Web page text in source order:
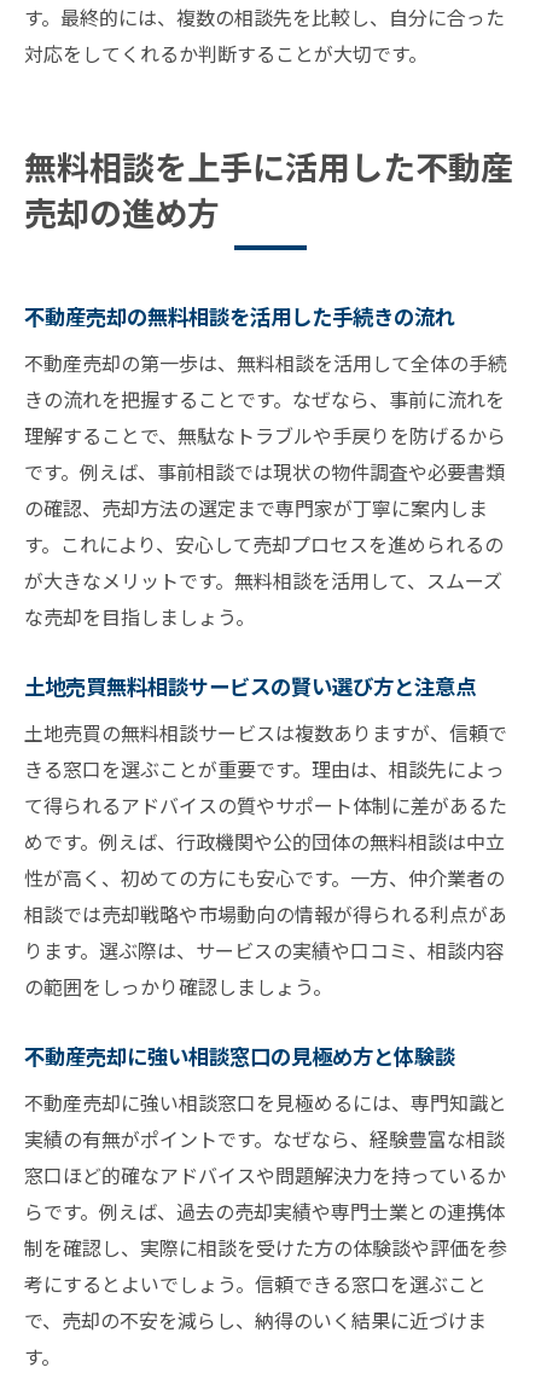
不動産売却の無料相談を公的機関で受ける
な流れ
やってはいけない不動産売却相談の落とし穴
不動産売却相談でやってはいけない行動を
家の売却で絶対避けたい相談先の選択ミス
無料相談時に多い不動産売却のトラブル事
例
相談先選びで不動産屋が嫌がることとは何
か
土地売却相談で注意すべき情報提供のポイ
ント
不動産売却相談で失敗しないための心得
司法書士への相談が有効なケースとその理由
とは
土地売却の相談に司法書士を選ぶメリット
不動産売却時の登記トラブルを司法書士で
防ぐ
相続など特殊な不動産売却相談は司法書士
へ
司法書士と不動産会社の役割の違いと使い
分け
納得できる不動産売却を実現する相談方法の極
意
不動産売却で納得できる相談方法と手順を
解説
安心して不動産売却を進める相談先の選び
方
信頼できる不動産売却相談の見極め方と注
意点
す。最終的には、複数の相談先を比較し、自分に合った
対応をしてくれるか判断することが大切です。
無料相談を上手に活用した不動産
売却の進め方
不動産売却の無料相談を活用した手続きの流れ
不動産売却の第一歩は、無料相談を活用して全体の手続
きの流れを把握することです。なぜなら、事前に流れを
理解することで、無駄なトラブルや手戻りを防げるから
です。例えば、事前相談では現状の物件調査や必要書類
の確認、売却方法の選定まで専門家が丁寧に案内しま
す。これにより、安心して売却プロセスを進められるの
が大きなメリットです。無料相談を活用して、スムーズ
な売却を目指しましょう。
土地売買無料相談サービスの賢い選び方と注意点
土地売買の無料相談サービスは複数ありますが、信頼で
きる窓口を選ぶことが重要です。理由は、相談先によっ
て得られるアドバイスの質やサポート体制に差があるた
めです。例えば、行政機関や公的団体の無料相談は中立
性が高く、初めての方にも安心です。一方、仲介業者の
相談では売却戦略や市場動向の情報が得られる利点があ
ります。選ぶ際は、サービスの実績や口コミ、相談内容
の範囲をしっかり確認しましょう。
不動産売却に強い相談窓口の見極め方と体験談
不動産売却に強い相談窓口を見極めるには、専門知識と
実績の有無がポイントです。なぜなら、経験豊富な相談
窓口ほど的確なアドバイスや問題解決力を持っているか
らです。例えば、過去の売却実績や専門士業との連携体
制を確認し、実際に相談を受けた方の体験談や評価を参
考にするとよいでしょう。信頼できる窓口を選ぶこと
で、売却の不安を減らし、納得のいく結果に近づけま
す。